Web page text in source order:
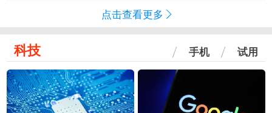
点击查看更多
科技 手机 试用